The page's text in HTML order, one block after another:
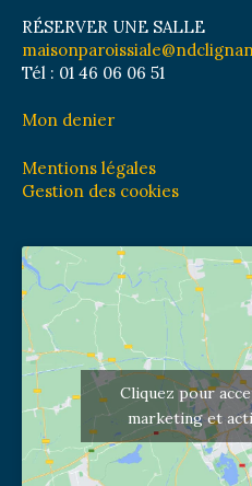
RÉSERVER UNE SALLE
Tél : 01 46 06 06 51
Mon denier
Mentions légales
Gestion des cookies
Cliquez pour
marketing et